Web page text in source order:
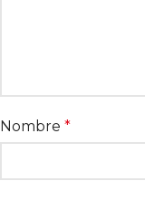
Nombre *